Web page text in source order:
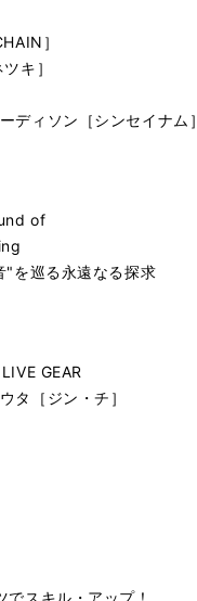
］
キ］
ディソン［シンセイナム］
of
"を巡る永遠なる探求
GEAR
タ［ジン・チ］
でスキル・アップ！